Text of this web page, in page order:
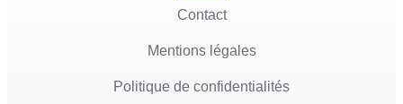
Contact
Mentions légales
Politique de confidentialités